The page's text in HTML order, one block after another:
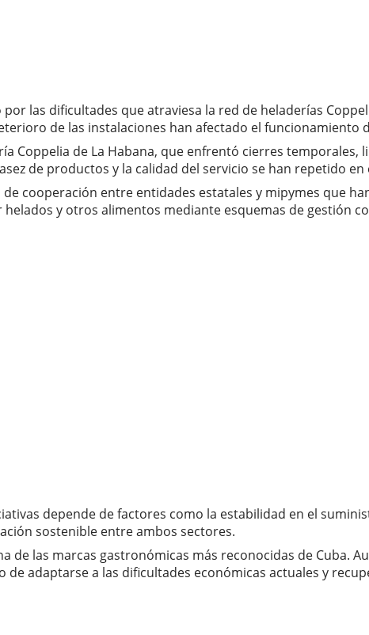
las dificultades que atraviesa la red de heladerías
de las instalaciones han afectado el funcionamiento
Coppelia de La Habana, que enfrentó cierres
de productos y la calidad del servicio se han repetido
cooperación entre entidades estatales y mipymes que
y otros alimentos mediante esquemas de gestión
depende de factores como la estabilidad en el
sostenible entre ambos sectores.
de las marcas gastronómicas más reconocidas de Cuba.
adaptarse a las dificultades económicas actuales y